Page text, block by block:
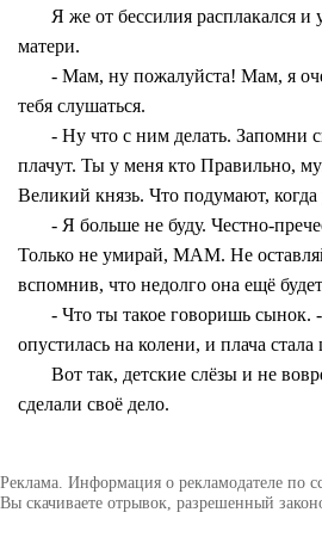
Я же от бессилия расплакался и
матери.
- Мам, ну пожалуйста! Мам, я
тебя слушаться.
- Ну что с ним делать. Запомни
плачут. Ты у меня кто Правильно,
Великий князь. Что подумают, когда
- Я больше не буду. Честно-
Только не умирай, МАМ. Не
вспомнив, что недолго она ещё
- Что ты такое говоришь сынок. -
опустилась на колени, и плача
Вот так, детские слёзы и не
сделали своё дело.
Реклама. Информация о рекламодателе по
Вы скачиваете отрывок, разрешенный